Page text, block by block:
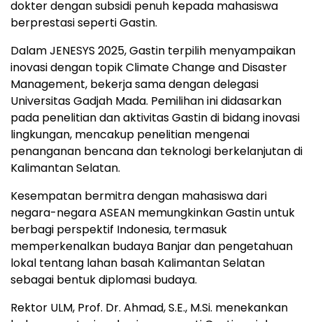
dokter dengan subsidi penuh kepada mahasiswa
berprestasi seperti Gastin.
Dalam JENESYS 2025, Gastin terpilih menyampaikan
inovasi dengan topik Climate Change and Disaster
Management, bekerja sama dengan delegasi
Universitas Gadjah Mada. Pemilihan ini didasarkan
pada penelitian dan aktivitas Gastin di bidang inovasi
lingkungan, mencakup penelitian mengenai
penanganan bencana dan teknologi berkelanjutan di
Kalimantan Selatan.
Kesempatan bermitra dengan mahasiswa dari
negara-negara ASEAN memungkinkan Gastin untuk
berbagi perspektif Indonesia, termasuk
memperkenalkan budaya Banjar dan pengetahuan
lokal tentang lahan basah Kalimantan Selatan
sebagai bentuk diplomasi budaya.
Rektor ULM, Prof. Dr. Ahmad, S.E., M.Si. menekankan